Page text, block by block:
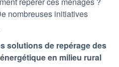
nombreuses initiatives
solutions de repérage des
en milieu rural